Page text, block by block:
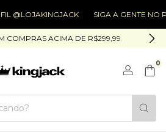
@LOJAKINGJACK SIGA A GENTE NO
COMPRAS ACIMA DE R$299,99
0